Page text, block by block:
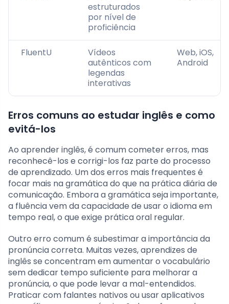
estruturados
por nível de
proficiência
FluentU
Vídeos
autênticos com
legendas
interativas
Web, iOS,
Android
Erros comuns ao estudar inglês e como
evitá-los
Ao aprender inglês, é comum cometer erros, mas
reconhecê-los e corrigi-los faz parte do processo
de aprendizado. Um dos erros mais frequentes é
focar mais na gramática do que na prática diária de
comunicação. Embora a gramática seja importante,
a fluência vem da capacidade de usar o idioma em
tempo real, o que exige prática oral regular.
Outro erro comum é subestimar a importância da
pronúncia correta. Muitas vezes, aprendizes de
inglês se concentram em aumentar o vocabulário
sem dedicar tempo suficiente para melhorar a
pronúncia, o que pode levar a mal-entendidos.
Praticar com falantes nativos ou usar aplicativos